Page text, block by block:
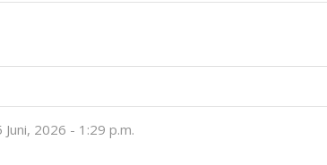
Juni, 2026 - 1:29 p.m.